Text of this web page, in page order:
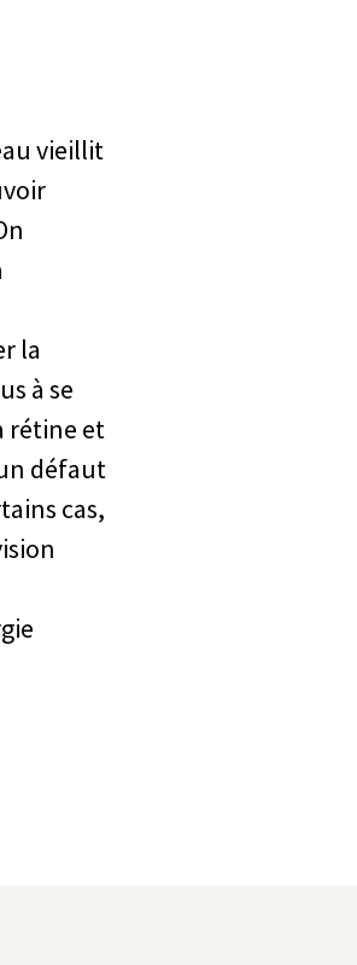
vieillit
la
à se
rétine et
défaut
cas,